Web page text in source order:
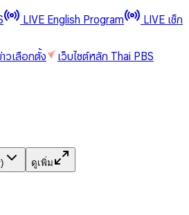
LIVE English Program
LIVE เช็ก
วเลือกตั้ง
เว็บไซต์หลัก Thai PBS
ดูเพิ่ม